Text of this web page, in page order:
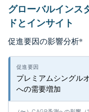
グローバルインス
ドとインサイト
促進要因の影響分析*
プレミアムシングル
への需要増加